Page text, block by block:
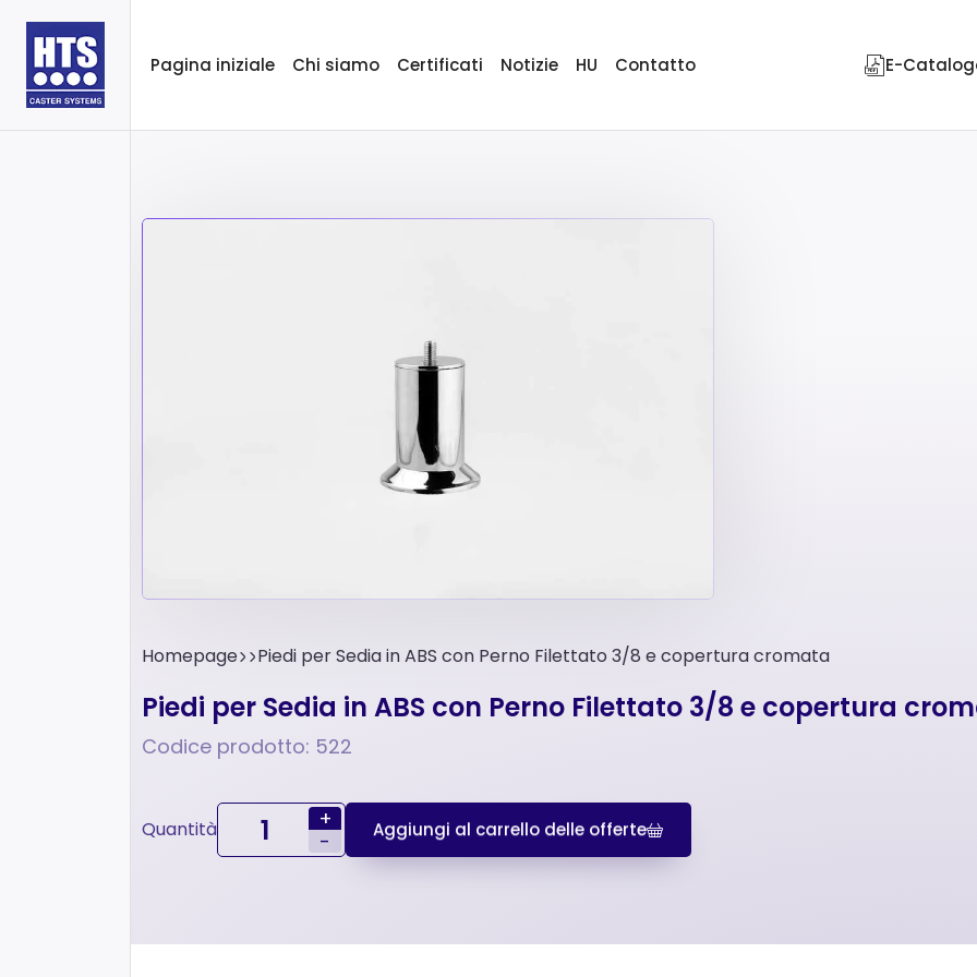
Pagina iniziale Chi siamo Certificati Notizie HU Contatto E-
Homepage Piedi per Sedia in ABS con Perno Filettato 3/8 e copertura cromata
Piedi per Sedia in ABS con Perno Filettato 3/8 e copertura
Codice prodotto: 522
Quantità
+
-
Aggiungi al carrello delle offerte